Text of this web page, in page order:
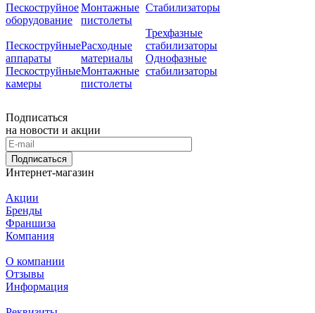
Пескоструйное
оборудование
Пескоструйные
аппараты
Пескоструйные
камеры
Монтажные
пистолеты
Расходные
материалы
Монтажные
пистолеты
Стабилизаторы
Трехфазные
стабилизаторы
Однофазные
стабилизаторы
Подписаться
на новости и акции
Подписаться
Интернет-магазин
Акции
Бренды
Франшиза
Компания
О компании
Отзывы
Информация